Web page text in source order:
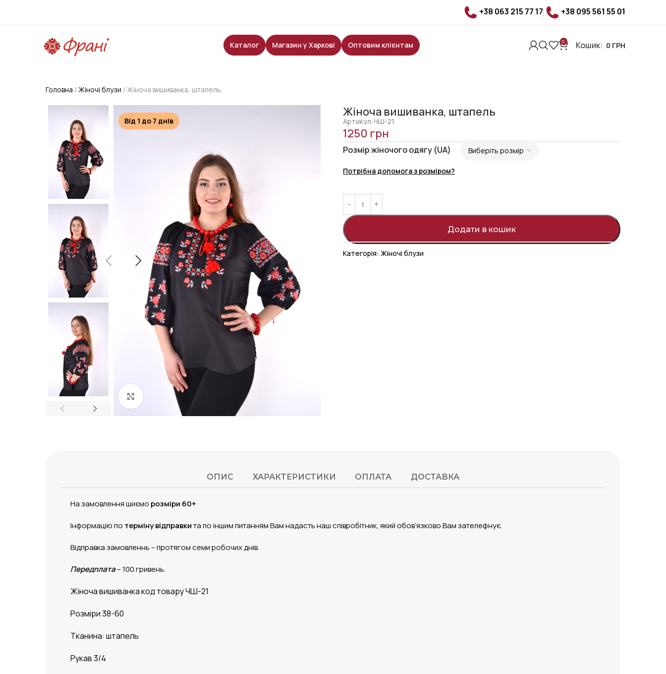
+38 063 215 77 17 +38 095 561 55 01
Каталог Магазин у Харкові Оптовим клієнтам 0 Кошик: 0 ГРН
Головна Жіночі блузи Жіноча вишиванка, штапель
Від 1 до 7 днів
Click to enlarge
Жіноча вишиванка, штапель
Артикул:ЧШ-21
1250 грн
Розмір жіночого одягу (UA)
Потрібна допомога з розміром?
Додати в кошик
Категорія: Жіночі блузи
ОПИС ХАРАКТЕРИСТИКИ ОПЛАТА ДОСТАВКА
На замовлення шиємо розміри 60+
Інформацію по терміну відправкита по іншим питанням Вам надасть наш співробітник, який обов’язково Вам зателефнує.
Відправка замовленнь – протягом семи робочих днів.
Передплата– 100 гривень.
Жіноча вишиванка код товару ЧШ-21
Розміри 38-60
Тканина: штапель
Рукав 3/4